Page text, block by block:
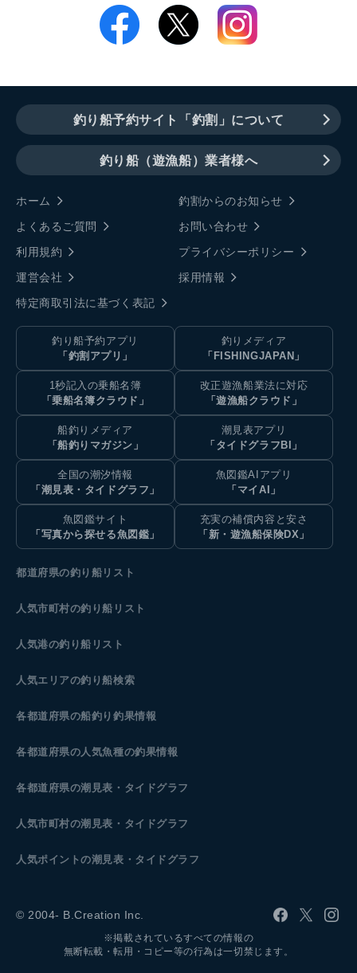
釣り船予約サイト「釣割」について
釣り船（遊漁船）業者様へ
ホーム
釣割からのお知らせ
よくあるご質問
お問い合わせ
利用規約
プライバシーポリシー
運営会社
採用情報
特定商取引法に基づく表記
釣り船予約アプリ
「釣割アプリ」
釣りメディア
「FISHINGJAPAN」
1秒記入の乗船名簿
「乗船名簿クラウド」
改正遊漁船業法に対応
「遊漁船クラウド」
船釣りメディア
「船釣りマガジン」
潮見表アプリ
「タイドグラフBI」
全国の潮汐情報
「潮見表・タイドグラフ」
魚図鑑AIアプリ
「マイAI」
魚図鑑サイト
「写真から探せる魚図鑑」
充実の補償内容と安さ
「新・遊漁船保険DX」
都道府県の釣り船リスト
人気市町村の釣り船リスト
人気港の釣り船リスト
人気エリアの釣り船検索
各都道府県の船釣り釣果情報
各都道府県の人気魚種の釣果情報
各都道府県の潮見表 ・タイドグラフ
人気市町村の潮見表・タイドグラフ
人気ポイントの潮見表・タイドグラフ
© 2004- B.Creation Inc.
※掲載されているすべての情報の
無断転載・転用・コピー等の行為は一切禁じます。